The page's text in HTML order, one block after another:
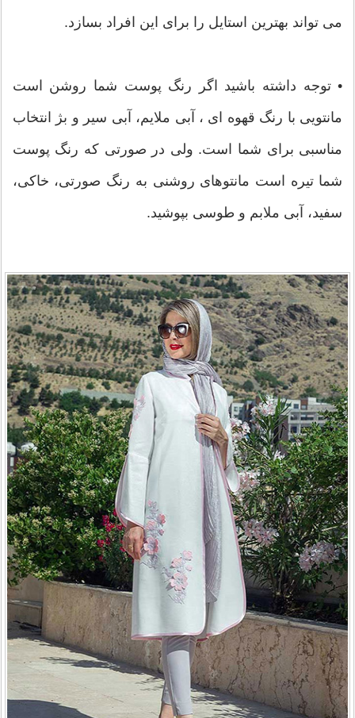
می تواند بهترین استایل را برای این افراد بسازد.
• توجه داشته باشید اگر رنگ پوست شما روشن است
مانتویی با رنگ قهوه ای ، آبی ملایم، آبی سیر و بژ انتخاب
مناسبی برای شما است. ولی در صورتی که رنگ پوست
شما تیره است مانتوهای روشنی به رنگ صورتی، خاکی،
سفید، آبی ملابم و طوسی بپوشید.